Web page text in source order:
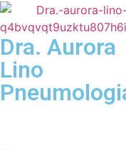
Dra. Aurora
Lino